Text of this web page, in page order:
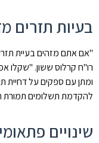
בעיות תזרים
"אם אתם מזהים בעיית
רו"ח קרלוס ששון. "שקלו
ומתן עם ספקים על דחיית
להקדמת תשלומים תמורת
שינויים